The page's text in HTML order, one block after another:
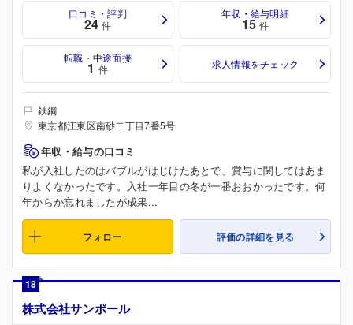
口コミ・評判
24 件
年収・給与明細
15 件
転職・中途面接
1 件 求人情報をチェック
鉄鋼
東京都江東区南砂二丁目7番5号
年収・給与の口コミ
私が入社したのはバブルがはじけたあとで、賞与に関してはあま
りよくなかったです。入社一年目の冬が一番おおかったです。何
年からか忘れましたが成果...
フォロー 評価の詳細を見る
18
株式会社サンポール